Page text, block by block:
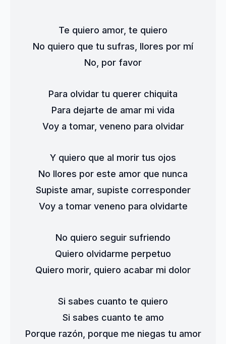
Te quiero amor, te quiero
No quiero que tu sufras, llores por mí
No, por favor
Para olvidar tu querer chiquita
Para dejarte de amar mi vida
Voy a tomar, veneno para olvidar
Y quiero que al morir tus ojos
No llores por este amor que nunca
Supiste amar, supiste corresponder
Voy a tomar veneno para olvidarte
No quiero seguir sufriendo
Quiero olvidarme perpetuo
Quiero morir, quiero acabar mi dolor
Si sabes cuanto te quiero
Si sabes cuanto te amo
Porque razón, porque me niegas tu amor